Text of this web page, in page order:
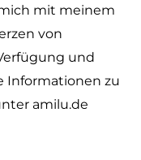
mit meinem
von
und
Informationen zu
amilu.de